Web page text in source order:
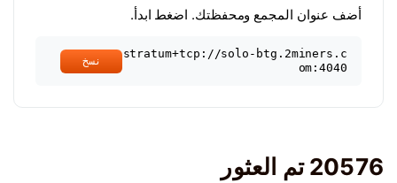
أضف عنوان المجمع ومحفظتك. اضغط ابدأ.
stratum+tcp://solo-btg.2miners.c
om:4040
نسخ
20576 تم العثور